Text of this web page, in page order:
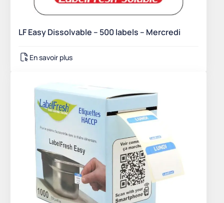
LF Easy Dissolvable – 500 labels – Mercredi
En savoir plus